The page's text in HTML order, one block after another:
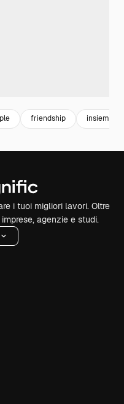
friendship insieme
i tuoi migliori lavori. Oltre
agenzie e studi.